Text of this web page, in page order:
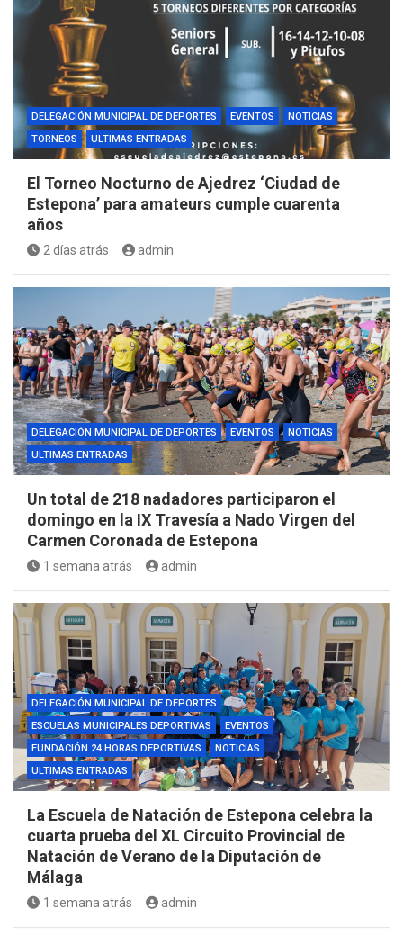
DELEGACIÓN MUNICIPAL DE DEPORTES EVENTOS
NOTICIAS
TORNEOS
ULTIMAS ENTRADAS
El Torneo Nocturno de Ajedrez ‘Ciudad de
Estepona’ para amateurs cumple cuarenta
años
2 días atrás admin
DELEGACIÓN MUNICIPAL DE DEPORTES EVENTOS
NOTICIAS
ULTIMAS ENTRADAS
Un total de 218 nadadores participaron el
domingo en la IX Travesía a Nado Virgen del
Carmen Coronada de Estepona
1 semana atrás admin
DELEGACIÓN MUNICIPAL DE DEPORTES
ESCUELAS MUNICIPALES DEPORTIVAS
EVENTOS
FUNDACIÓN 24 HORAS DEPORTIVAS
NOTICIAS
ULTIMAS ENTRADAS
La Escuela de Natación de Estepona celebra la
cuarta prueba del XL Circuito Provincial de
Natación de Verano de la Diputación de
Málaga
1 semana atrás admin